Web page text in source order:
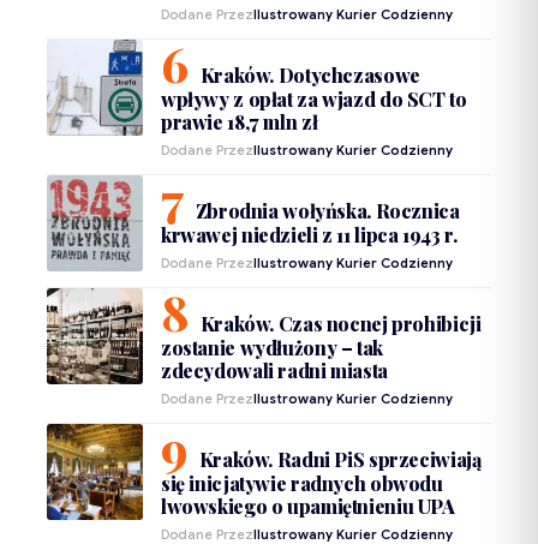
Dodane PrzezIlustrowany Kurier Codzienny
Kraków. Dotychczasowe
wpływy z opłat za wjazd do SCT to
prawie 18,7 mln zł
Dodane PrzezIlustrowany Kurier Codzienny
Zbrodnia wołyńska. Rocznica
krwawej niedzieli z 11 lipca 1943 r.
Dodane PrzezIlustrowany Kurier Codzienny
Kraków. Czas nocnej prohibicji
zostanie wydłużony – tak
zdecydowali radni miasta
Dodane PrzezIlustrowany Kurier Codzienny
Kraków. Radni PiS sprzeciwiają
się inicjatywie radnych obwodu
lwowskiego o upamiętnieniu UPA
Dodane PrzezIlustrowany Kurier Codzienny